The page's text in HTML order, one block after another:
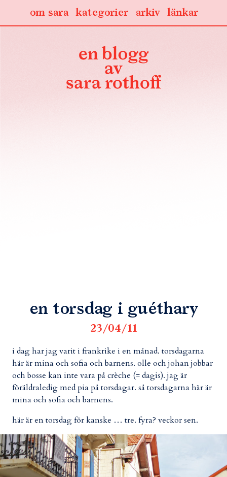
länkar
arkiv
kategorier
om sara
en torsdag i guéthary
23/04/11
i dag har jag varit i frankrike i en månad. torsdagarna
här är mina och sofia och barnens. olle och johan jobbar
och bosse kan inte vara på crèche (= dagis). jag är
föräldraledig med pia på torsdagar. så torsdagarna här är
mina och sofia och barnens.
här är en torsdag för kanske … tre. fyra? veckor sen.